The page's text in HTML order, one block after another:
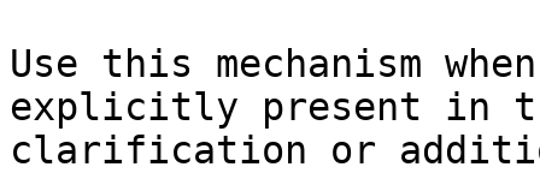
Use this mechanism
explicitly present in
clarification or